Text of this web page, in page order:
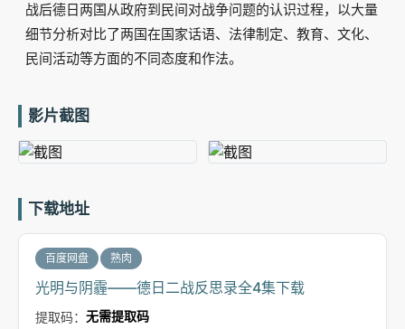
战后德日两国从政府到民间对战争问题的认识过程，以大量
细节分析对比了两国在国家话语、法律制定、教育、文化、
民间活动等方面的不同态度和作法。
影片截图
下载地址
百度网盘 熟肉
光明与阴霾——德日二战反思录全4集下载
提取码： 无需提取码